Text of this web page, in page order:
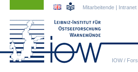
IOW/
Mitarbeitende | Intranet